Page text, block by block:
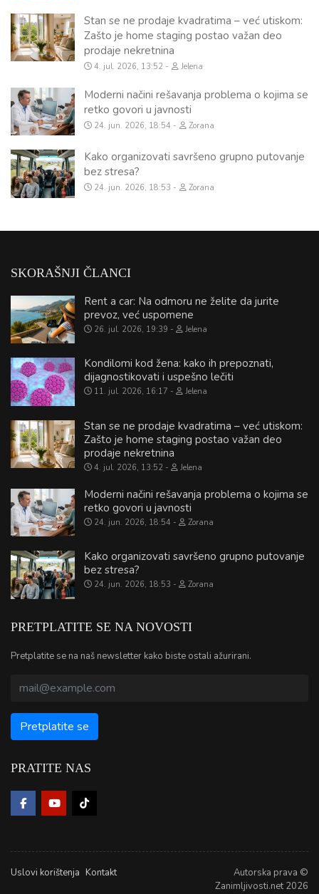
Stan se ne prodaje kvadratima – već utiskom:
Zašto je home staging postao važan deo
prodaje nekretnina
4. jul. 2026, 13:52 Jelena
Moderni načini rešavanja problema o kojima se
retko govori u javnosti
24. jun. 2026, 18:54 Zorana
Kako organizovati savršeno grupno putovanje
bez stresa?
24. jun. 2026, 18:53 Zorana
SKORAŠNJI ČLANCI
Rent a car: Na odmoru ne želite da jurite
prevoz, već uspomene
26. jul. 2026, 19:39 Jelena
Kondilomi kod žena: kako ih prepoznati,
dijagnostikovati i uspešno lečiti
11. jul. 2026, 16:17 Jelena
Stan se ne prodaje kvadratima – već utiskom:
Zašto je home staging postao važan deo
prodaje nekretnina
4. jul. 2026, 13:52 Jelena
Moderni načini rešavanja problema o kojima se
retko govori u javnosti
24. jun. 2026, 18:54 Zorana
Kako organizovati savršeno grupno putovanje
bez stresa?
24. jun. 2026, 18:53 Zorana
PRETPLATITE SE NA NOVOSTI
Pretplatite se na naš newsletter kako biste ostali ažurirani.
PRATITE NAS
Uslovi korištenja Kontakt
Autorska prava ©
Zanimljivosti.net 2026